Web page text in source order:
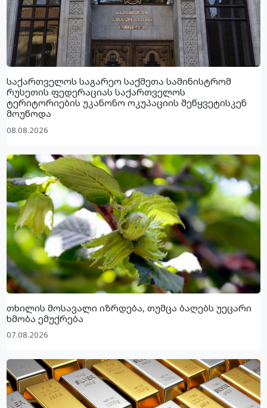
საქართველოს საგარეო საქმეთა სამინისტრომ
რუსეთის ფედერაციას საქართველოს
ტერიტორიების უკანონო ოკუპაციის შეწყვეტისკენ
მოუწოდა
08.08.2026
თხილის მოსავალი იზრდება, თუმცა ბაღებს უეცარი
ხმობა ემუქრება
07.08.2026